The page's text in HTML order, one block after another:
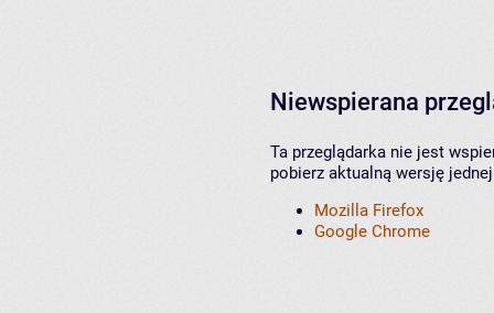
Niewspierana
Ta przeglądarka nie jest
pobierz aktualną wersję
Mozilla Firefox
Google Chrome